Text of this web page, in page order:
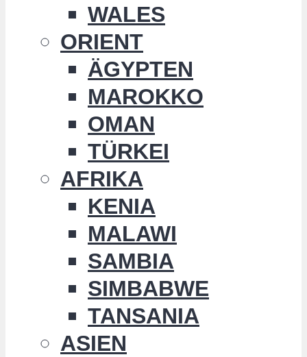
WALES
ORIENT
ÄGYPTEN
MAROKKO
OMAN
TÜRKEI
AFRIKA
KENIA
MALAWI
SAMBIA
SIMBABWE
TANSANIA
ASIEN